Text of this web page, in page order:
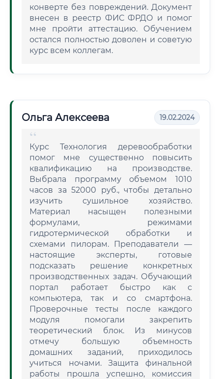
конверте без повреждений. Документ
внесен в реестр ФИС ФРДО и помог
мне пройти аттестацию. Обучением
остался полностью доволен и советую
курс всем коллегам.
Ольга Алексеева 19.02.2024
Курс Технология деревообработки
помог мне существенно повысить
квалификацию на производстве.
Выбрала программу объемом 1010
часов за 52000 руб., чтобы детально
изучить сушильное хозяйство.
Материал насыщен полезными
формулами, режимами
гидротермической обработки и
схемами пилорам. Преподаватели —
настоящие эксперты, готовые
подсказать решение конкретных
производственных задач. Обучающий
портал работает быстро как с
компьютера, так и со смартфона.
Проверочные тесты после каждого
модуля помогали закрепить
теоретический блок. Из минусов
отмечу большую объемность
домашних заданий, приходилось
учиться ночами. Защита финальной
работы прошла успешно, комиссия